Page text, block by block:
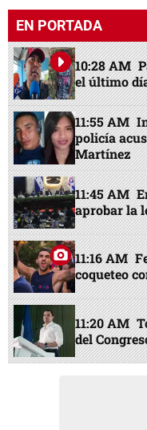
EN PORTADA
10:28 AM
el último
11:55 AM
policía
Martínez
11:45 AM
aprobar la
11:16 AM
coqueteo
11:20 AM
del